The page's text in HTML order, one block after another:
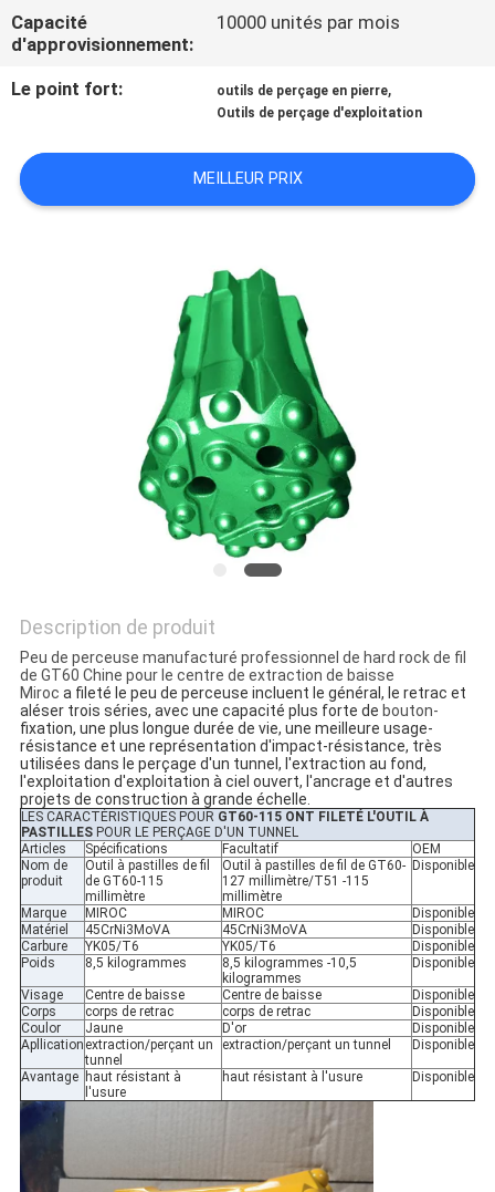
CONTACTEZ-
NOUS
CITATION
Capacité
d'approvisionnement:
10000 unités par mois
Le point fort: outils de perçage en pierre,
Outils de perçage d'exploitation
MEILLEUR PRIX
Description de produit
Peu de perceuse manufacturé professionnel de hard rock de fil
de GT60 Chine pour le centre de extraction de baisse
Miroc a fileté le peu de perceuse incluent le général, le retrac et
aléser trois séries, avec une capacité plus forte de bouton-
fixation, une plus longue durée de vie, une meilleure usage-
résistance et une représentation d'impact-résistance, très
utilisées dans le perçage d'un tunnel, l'extraction au fond,
l'exploitation d'exploitation à ciel ouvert, l'ancrage et d'autres
projets de construction à grande échelle.
LES CARACTÉRISTIQUES POUR GT60-115 ONT FILETÉ L'OUTIL À
PASTILLESPOUR LE PERÇAGE D'UN TUNNEL
Articles
Spécifications Facultatif
OEM
Nom de
produit
Outil à pastilles de fil
de GT60-115
millimètre
Outil à pastilles de fil de GT60-
127 millimètre/T51 -115
millimètre
Disponible
Marque MIROC MIROC
Disponible
Matériel
45CrNi3MoVA 45CrNi3MoVA
Disponible
Carbure
YK05/T6 YK05/T6
Disponible
Poids
8,5 kilogrammes
8,5 kilogrammes -10,5
kilogrammes
Disponible
Visage Centre de baisse Centre de baisse
Disponible
Corps
corps de retrac corps de retrac
Disponible
Coulor
Jaune D'or
Disponible
Apllication extraction/perçant un
tunnel
extraction/perçant un tunnel Disponible
Avantage haut résistant à
l'usure
haut résistant à l'usure Disponible